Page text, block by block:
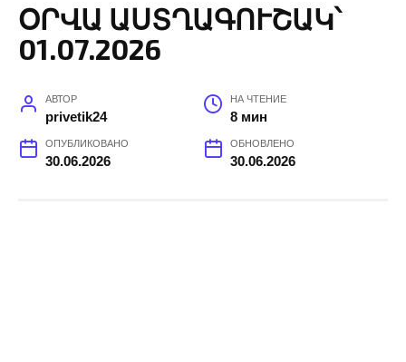
ՕՐՎԱ ԱՍՏՂԱԳՈՒՇԱԿ՝
01.07.2026
АВТОР
privetik24
НА ЧТЕНИЕ
8 мин
ОПУБЛИКОВАНО
30.06.2026
ОБНОВЛЕНО
30.06.2026